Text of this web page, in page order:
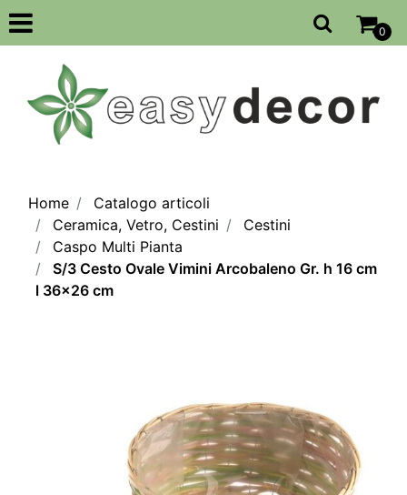
Open
0
Home
Catalogo articoli
Ceramica, Vetro, Cestini
Cestini
Caspo Multi Pianta
S/3 Cesto Ovale Vimini Arcobaleno Gr. h 16 cm
l 36x26 cm